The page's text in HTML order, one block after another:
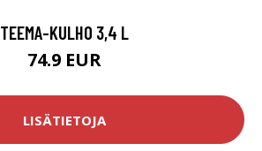
TEEMA-KULHO 3,4 L
74.9 EUR
LISÄTIETOJA